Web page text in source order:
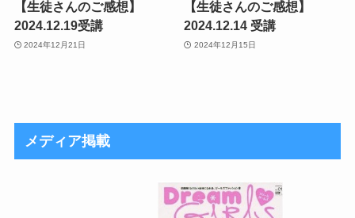
【生徒さんのご感想】
2024.12.19受講
2024年12月21日
【生徒さんのご感想】
2024.12.14 受講
2024年12月15日
メディア掲載